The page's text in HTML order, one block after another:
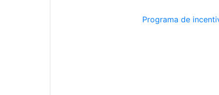
Programa de